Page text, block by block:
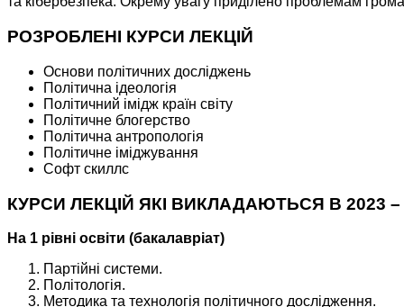
РОЗРОБЛЕНІ КУРСИ ЛЕКЦІЙ
Основи політичних досліджень
Політична ідеологія
Політичний імідж країн світу
Політичне блогерство
Політична антропологія
Політичне іміджування
Софт скиллс
КУРСИ ЛЕКЦІЙ ЯКІ ВИКЛАДАЮТЬСЯ В 2023 –
На 1 рівні освіти (бакалавріат)
Партійні системи.
Політологія.
Методика та технологія політичного дослідження.